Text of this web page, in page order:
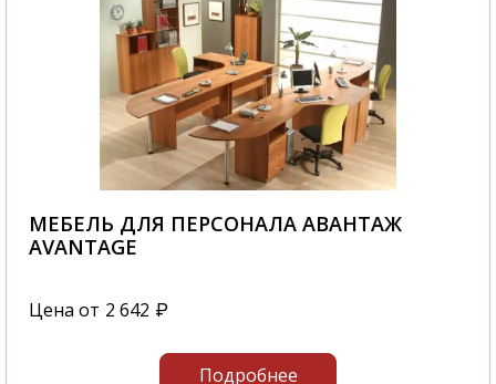
МЕБЕЛЬ ДЛЯ ПЕРСОНАЛА АВАНТАЖ
AVANTAGE
Цена от 2 642 ₽
Подробнее